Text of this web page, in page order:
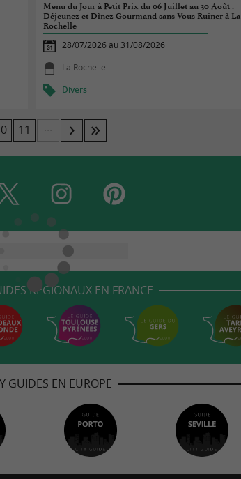
Menu du Jour à Petit Prix du 06 Juillet au 30 Août :
Déjeunez et Dînez Gourmand sans Vous Ruiner à La
Rochelle
28/07/2026 au 31/08/2026
La Rochelle
Divers
11
RÉGIONAUX EN FRANCE
GUIDES EN EUROPE